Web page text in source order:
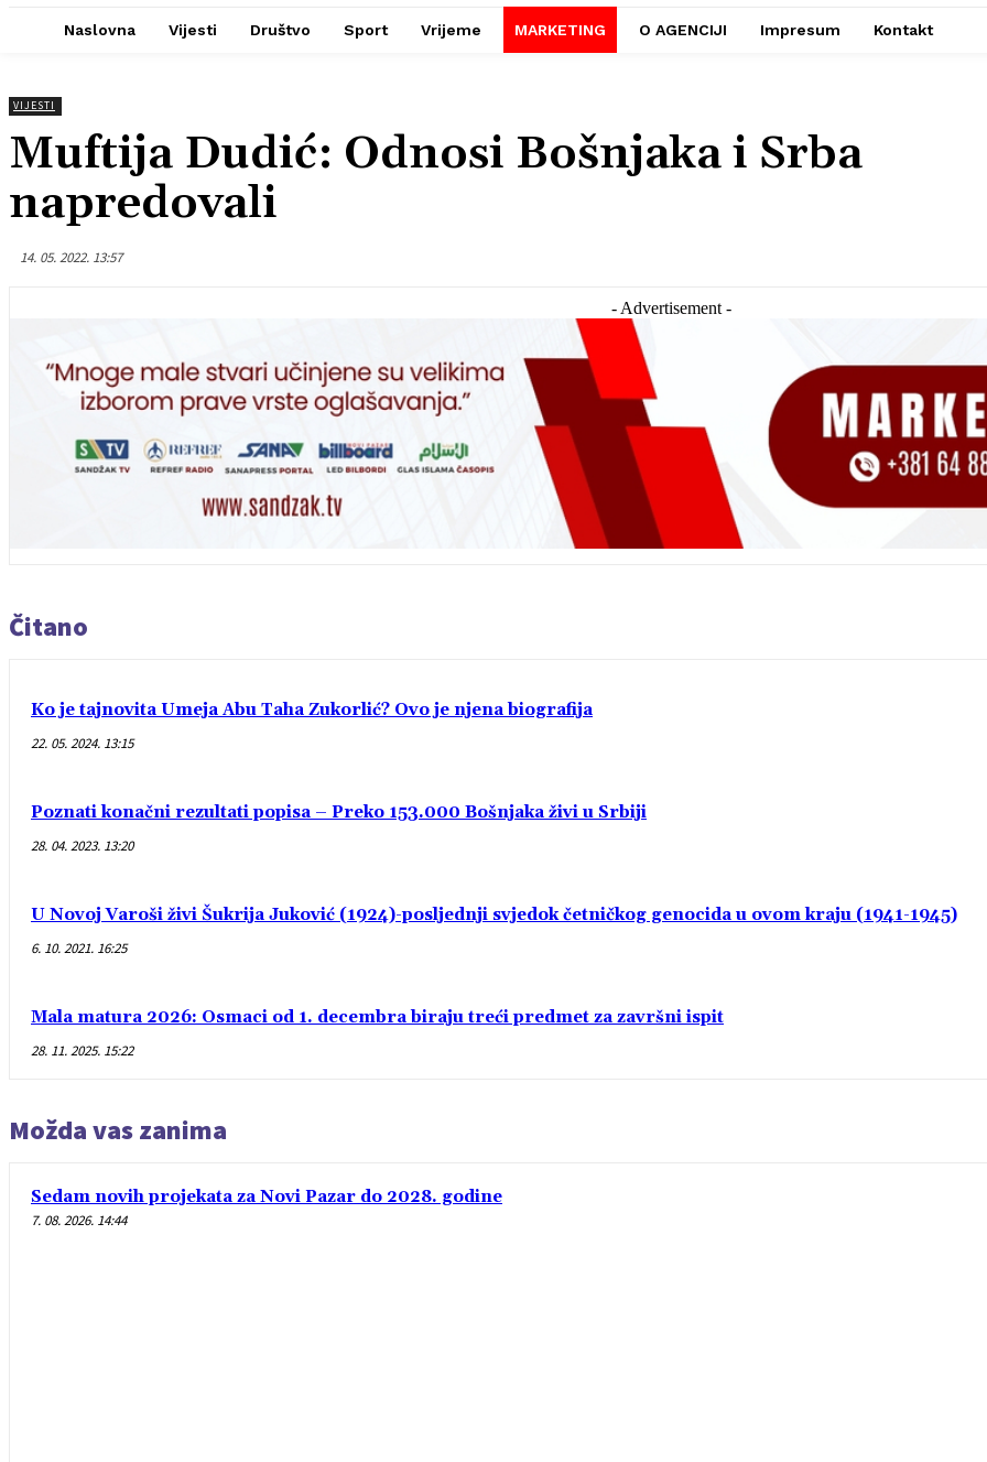
Naslovna Vijesti Društvo Sport Vrijeme MARKETING O AGENCIJI Impresum Kontakt
VIJESTI
Muftija Dudić: Odnosi Bošnjaka i Srba
napredovali
14. 05. 2022. 13:57
- Advertisement -
Čitano
Ko je tajnovita Umeja Abu Taha Zukorlić? Ovo je njena biografija
22. 05. 2024. 13:15
Poznati konačni rezultati popisa – Preko 153.000 Bošnjaka živi u Srbiji
28. 04. 2023. 13:20
U Novoj Varoši živi Šukrija Juković (1924)-posljednji svjedok četničkog genocida u ovom kraju (1941-1945)
6. 10. 2021. 16:25
Mala matura 2026: Osmaci od 1. decembra biraju treći predmet za završni ispit
28. 11. 2025. 15:22
Možda vas zanima
Sedam novih projekata za Novi Pazar do 2028. godine
7. 08. 2026. 14:44